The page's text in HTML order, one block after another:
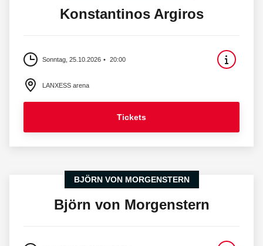
Konstantinos Argiros
Sonntag, 25.10.2026 20:00
LANXESS arena
Tickets
BJÖRN VON MORGENSTERN
Björn von Morgenstern